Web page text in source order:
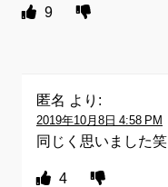
9
匿名 より:
2019年10月8日 4:58 PM
同じく思いました笑
4